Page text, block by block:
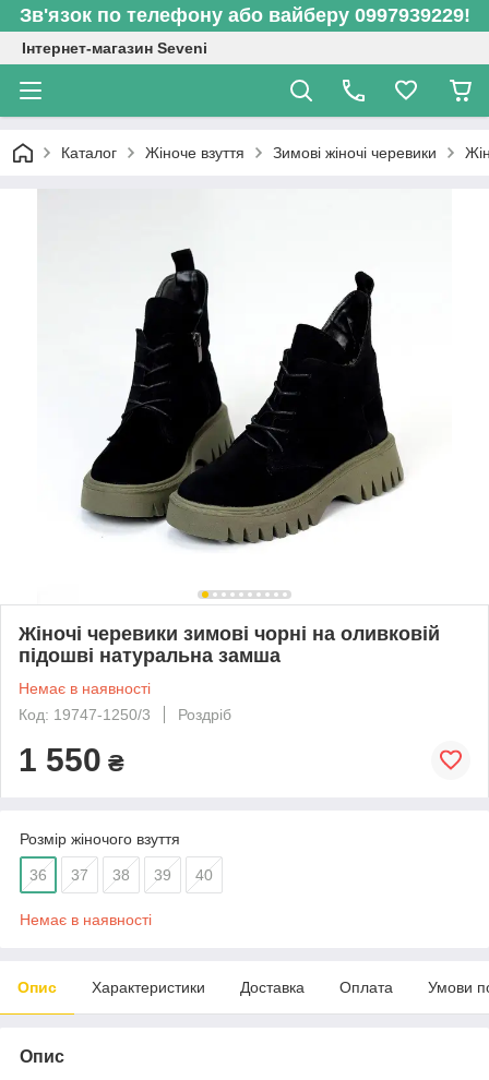
Зв'язок по телефону або вайберу 0997939229!
Інтернет-магазин Seveni
Каталог Жіноче взуття Зимові жіночі черевики
Жіночі черевики зимові чорні на оливковій
підошві натуральна замша
Немає в наявності
Код: 19747-1250/3
Роздріб
1 550 ₴
Розмір жіночого взуття
36 37 38 39 40
Немає в наявності
Опис Характеристики Доставка Оплата Умови
Опис